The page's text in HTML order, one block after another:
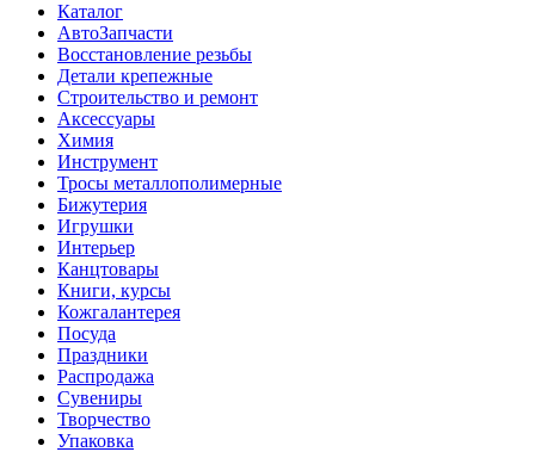
Каталог
АвтоЗапчасти
Восстановление резьбы
Детали крепежные
Строительство и ремонт
Аксессуары
Химия
Инструмент
Тросы металлополимерные
Бижутерия
Игрушки
Интерьер
Канцтовары
Книги, курсы
Кожгалантерея
Посуда
Праздники
Распродажа
Сувениры
Творчество
Упаковка